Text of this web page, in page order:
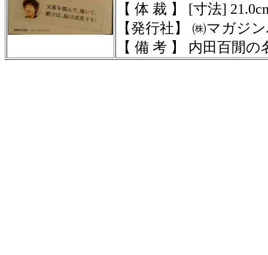
【 体 裁 】 [寸法]
【発行社】 ㈱マガジ
【 備 考 】 内田百閒